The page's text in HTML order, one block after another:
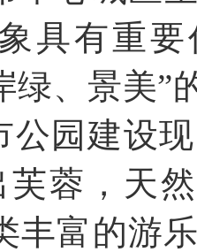
具有重要
绿、景美”
公园建设
芙蓉 ， 天
丰富的游